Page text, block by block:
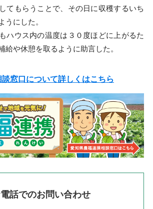
てもらうことで、その日に収穫するいち
うにした。
ハウス内の温度は３０度ほどに上がるた
給や休憩を取るように助言した。
窓口について詳しくはこちら
話でのお問い合わせ